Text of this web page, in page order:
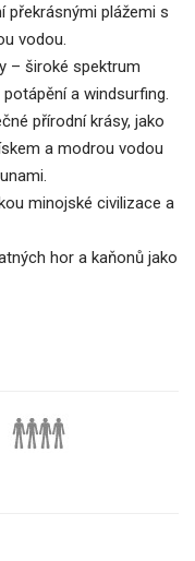
překrásnými plážemi s
vodou.
– široké spektrum
a windsurfing.
přírodní krásy, jako
a modrou vodou
minojské civilizace a
hor a kaňonů jako